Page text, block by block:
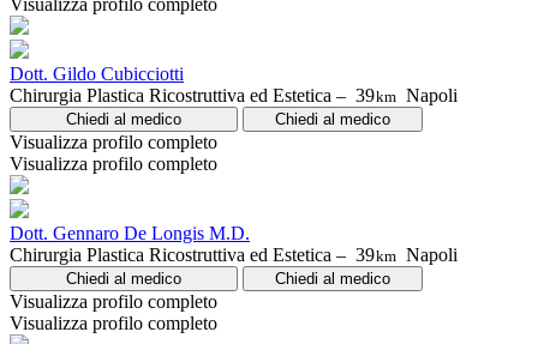
Visualizza profilo completo
Dott. Gildo Cubicciotti
Chirurgia Plastica Ricostruttiva ed Estetica – 39km Napoli
Chiedi al medico Chiedi al medico
Visualizza profilo completo
Visualizza profilo completo
Dott. Gennaro De Longis M.D.
Chirurgia Plastica Ricostruttiva ed Estetica – 39km Napoli
Chiedi al medico Chiedi al medico
Visualizza profilo completo
Visualizza profilo completo